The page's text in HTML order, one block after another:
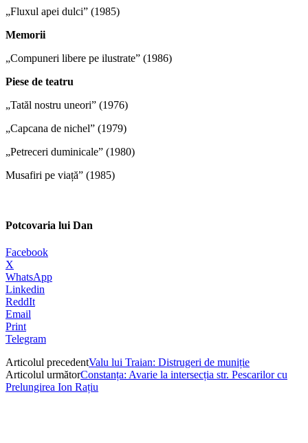
„Fluxul apei dulci” (1985)
Memorii
„Compuneri libere pe ilustrate” (1986)
Piese de teatru
„Tatăl nostru uneori” (1976)
„Capcana de nichel” (1979)
„Petreceri duminicale” (1980)
Musafiri pe viață” (1985)
Potcovaria lui Dan
Facebook
X
WhatsApp
Linkedin
ReddIt
Email
Print
Telegram
Articolul precedentValu lui Traian: Distrugeri de muniție
Articolul următorConstanța: Avarie la intersecția str. Pescarilor cu
Prelungirea Ion Rațiu